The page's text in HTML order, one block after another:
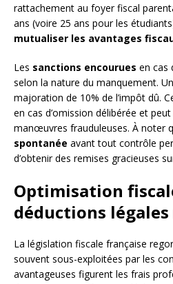
rattachement au foyer fiscal
ans (voire 25 ans pour les
mutualiser les avantages
Les sanctions encourues en cas
selon la nature du manquement.
majoration de 10% de l’impôt dû.
en cas d’omission délibérée et
manœuvres frauduleuses. À noter
spontanée avant tout contrôle
d’obtenir des remises gracieuses
Optimisation
déductions
La législation fiscale française
souvent sous-exploitées par les
avantageuses figurent les frais